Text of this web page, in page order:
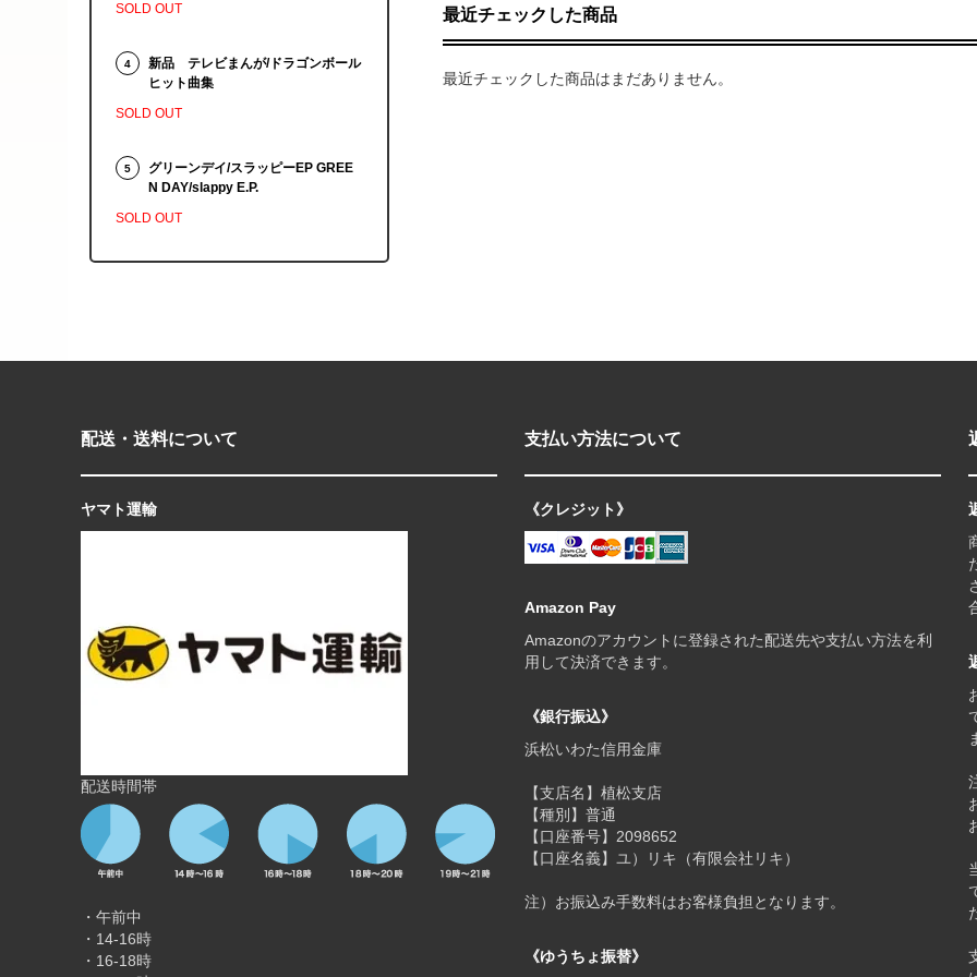
最近チェックした商品
最近チェックした商品はまだありません。
SOLD OUT
4
新品 テレビまんが/ドラゴンボール
ヒット曲集
SOLD OUT
5
グリーンデイ/スラッピーEP GREE
N DAY/slappy E.P.
SOLD OUT
配送・送料について
ヤマト運輸
配送時間帯
・午前中
・14-16時
・16-18時
支払い方法について
《クレジット》
Amazon Pay
Amazonのアカウントに登録された配送先や支払い方法を利
用して決済できます。
《銀行振込》
浜松いわた信用金庫
【支店名】植松支店
【種別】普通
【口座番号】2098652
【口座名義】ユ）リキ（有限会社リキ）
注）お振込み手数料はお客様負担となります。
《ゆうちょ振替》